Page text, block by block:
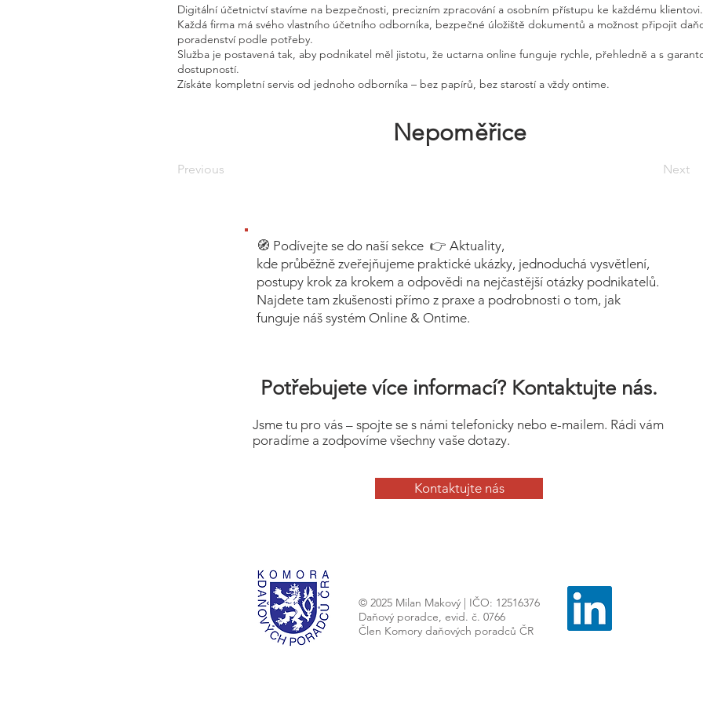
Digitální účetnictví stavíme na bezpečnosti, precizním zpracování a osobním přístupu ke každému klientovi.
Každá firma má svého vlastního účetního odborníka, bezpečné úložiště dokumentů a možnost připojit
poradenství podle potřeby.
Služba je postavená tak, aby podnikatel měl jistotu, že uctarna online funguje rychle, přehledně a s
dostupností.
Získáte kompletní servis od jednoho odborníka – bez papírů, bez starostí a vždy ontime.
Nepoměřice
Previous Next
🧭 Podívejte se do naší sekce 👉 Aktuality,
kde průběžně zveřejňujeme praktické ukázky, jednoduchá vysvětlení,
postupy krok za krokem a odpovědi na nejčastější otázky podnikatelů.
Najdete tam zkušenosti přímo z praxe a podrobnosti o tom, jak
funguje náš systém Online & Ontime.
Potřebujete více informací? Kontaktujte nás.
Jsme tu pro vás – spojte se s námi telefonicky nebo e-mailem. Rádi vám
poradíme a zodpovíme všechny vaše dotazy.
Kontaktujte nás
© 2025 Milan Makový | IČO: 12516376
Daňový poradce, evid. č. 0766
Člen Komory daňových poradců ČR